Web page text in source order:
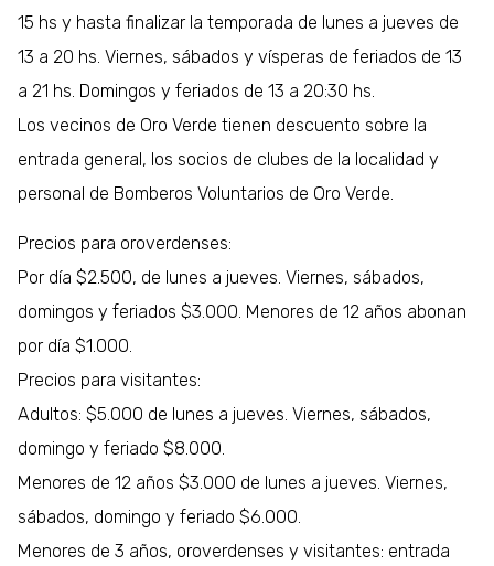
15 hs y hasta finalizar la temporada de lunes a jueves de
13 a 20 hs. Viernes, sábados y vísperas de feriados de 13
a 21 hs. Domingos y feriados de 13 a 20:30 hs.
Los vecinos de Oro Verde tienen descuento sobre la
entrada general, los socios de clubes de la localidad y
personal de Bomberos Voluntarios de Oro Verde.
Precios para oroverdenses:
Por día $2.500, de lunes a jueves. Viernes, sábados,
domingos y feriados $3.000. Menores de 12 años abonan
por día $1.000.
Precios para visitantes:
Adultos: $5.000 de lunes a jueves. Viernes, sábados,
domingo y feriado $8.000.
Menores de 12 años $3.000 de lunes a jueves. Viernes,
sábados, domingo y feriado $6.000.
Menores de 3 años, oroverdenses y visitantes: entrada